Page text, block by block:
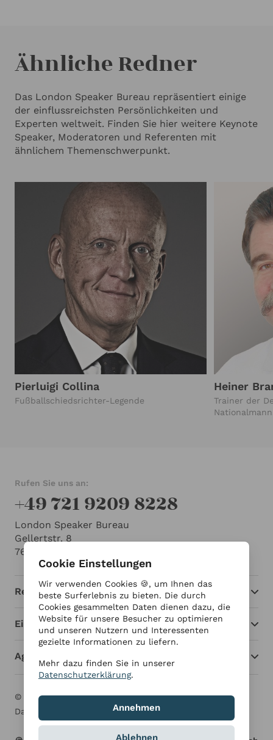
Ähnliche Redner
Das London Speaker Bureau repräsentiert einige
der einflussreichsten Persönlichkeiten und
Experten weltweit. Finden Sie hier weitere Keynote
Speaker, Moderatoren und Referenten mit
ähnlichem Themenschwerpunkt.
Pierluigi Collina
Fußballschiedsrichter-Legende
Heiner
Trainer der
Rufen Sie uns an:
+49 721 9209 8228
London Speaker Bureau
Gellertstr. 8
76185 Karlsruhe
Redner
Einblicke
Agentur
© London Speaker Bureau 2026
Impressum
Datenschutzerklärung
Cookie Einstellungen
Wir verwenden Cookies 🍪, um Ihnen das
beste Surferlebnis zu bieten. Die durch
Cookies gesammelten Daten dienen dazu, die
Website für unsere Besucher zu optimieren
und unseren Nutzern und Interessenten
gezielte Informationen zu liefern.
Mehr dazu finden Sie in unserer
Datenschutzerklärung.
Annehmen
Ablehnen